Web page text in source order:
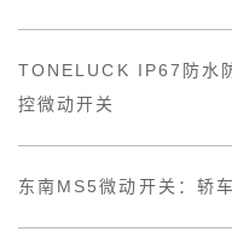
TONELUCK IP67防水
控微动开关
东南MS5微动开关：轿